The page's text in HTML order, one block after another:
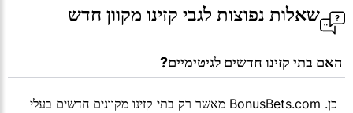
שאלות נפוצות לגבי קזינו מקוון חדש
כן. BonusBets.com מאשר רק בתי קזינו מקוונים חדשים בעלי